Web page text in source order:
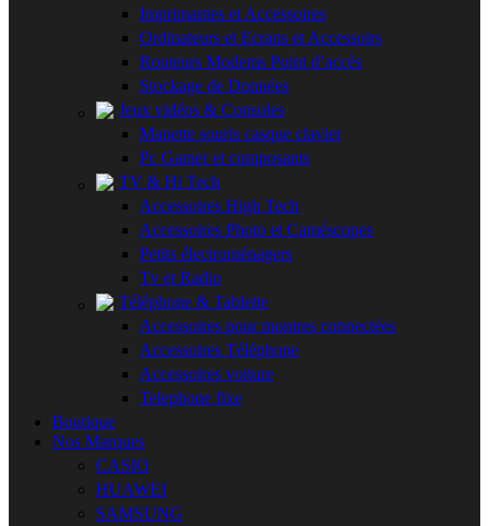
Imprimantes et Accessoires
Ordinateurs et Ecrans et Accessoirs
Routeurs Modems Point d’accès
Stockage de Données
Jeux vidéos & Consoles
Manette souris casque clavier
Pc Gamer et composants
TV & Hi Tech
Accessoires High Tech
Accessoires Photo et Caméscopes
Petits électroménagers
Tv et Radio
Téléphone & Tablette
Accessoires pour montres connectées
Accessoires Téléphone
Accessoires voiture
Telephone fixe
Boutique
Nos Marques
CASIO
HUAWEI
SAMSUNG